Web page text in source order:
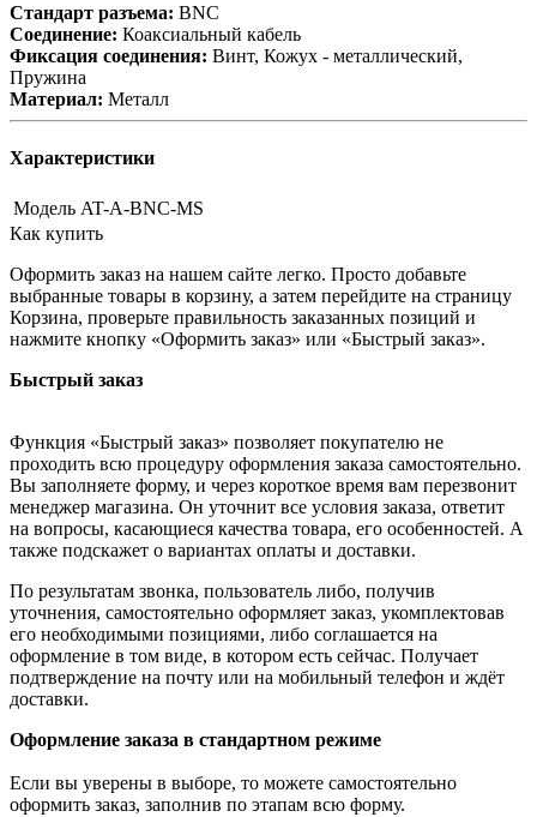
Стандарт разъема: BNC
Соединение: Коаксиальный кабель
Фиксация соединения: Винт, Кожух - металлический,
Пружина
Материал: Металл
Характеристики
Модель AT-A-BNC-MS
Как купить
Оформить заказ на нашем сайте легко. Просто добавьте
выбранные товары в корзину, а затем перейдите на страницу
Корзина, проверьте правильность заказанных позиций и
нажмите кнопку «Оформить заказ» или «Быстрый заказ».
Быстрый заказ
Функция «Быстрый заказ» позволяет покупателю не
проходить всю процедуру оформления заказа самостоятельно.
Вы заполняете форму, и через короткое время вам перезвонит
менеджер магазина. Он уточнит все условия заказа, ответит
на вопросы, касающиеся качества товара, его особенностей. А
также подскажет о вариантах оплаты и доставки.
По результатам звонка, пользователь либо, получив
уточнения, самостоятельно оформляет заказ, укомплектовав
его необходимыми позициями, либо соглашается на
оформление в том виде, в котором есть сейчас. Получает
подтверждение на почту или на мобильный телефон и ждёт
доставки.
Оформление заказа в стандартном режиме
Если вы уверены в выборе, то можете самостоятельно
оформить заказ, заполнив по этапам всю форму.